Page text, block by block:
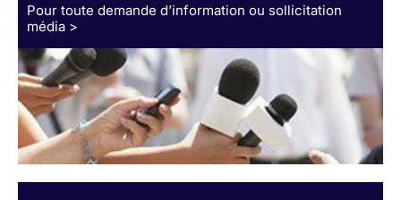
Pour toute demande d’information ou sollicitation
média >